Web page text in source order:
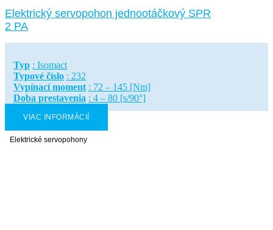
Elektrický servopohon jednootáčkový SPR
2 PA
Typ : Isomact
Typové číslo : 232
Vypínací moment : 72 – 145 [Nm]
Doba prestavenia : 4 – 80 [s/90°]
VIAC INFORMÁCIÍ
Elektrické servopohony